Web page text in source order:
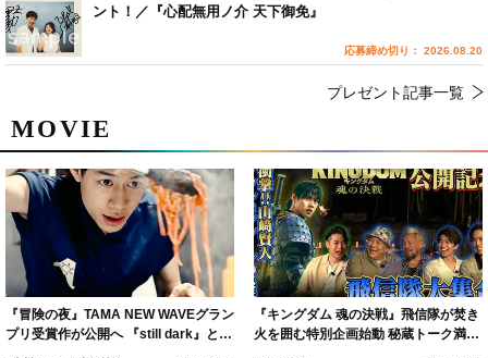
MOVIE
『冒険の夜』TAMA NEW WAVEグラン
プリ受賞作が公開へ 『still dark』と同
『キングダム 魂の決戦』飛信隊が焚き
火を囲む特別企画始動 秘蔵トーク満載
ント！／『心配無用ノ介 天下御免』
応募締め切り： 2026.08.20
プレゼント記事一覧